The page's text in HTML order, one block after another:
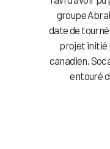
groupe
date de
projet initié
canadien,
entouré